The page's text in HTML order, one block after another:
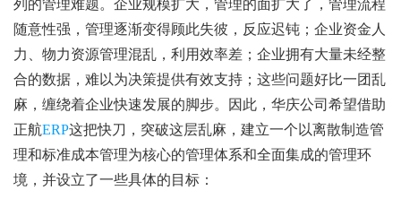
列的管理难题。企业规模扩大，管理的面扩大了，管理流程
随意性强，管理逐渐变得顾此失彼，反应迟钝；企业资金人
力、物力资源管理混乱，利用效率差；企业拥有大量未经整
合的数据，难以为决策提供有效支持；这些问题好比一团乱
麻，缠绕着企业快速发展的脚步。因此，华庆公司希望借助
正航ERP这把快刀，突破这层乱麻，建立一个以离散制造管
理和标准成本管理为核心的管理体系和全面集成的管理环
境，并设立了一些具体的目标：